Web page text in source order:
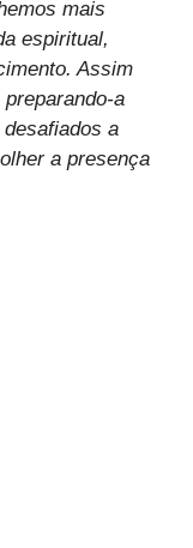
mais
espiritual,
Assim
a
a
a presença